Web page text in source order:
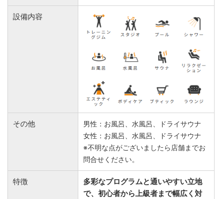
設備内容
その他
男性：お風呂、水風呂、ドライサウナ
女性：お風呂、水風呂、ドライサウナ
※不明な点がございましたら店舗までお
問合せください。
特徴
多彩なプログラムと通いやすい立地
で、初心者から上級者まで幅広く対